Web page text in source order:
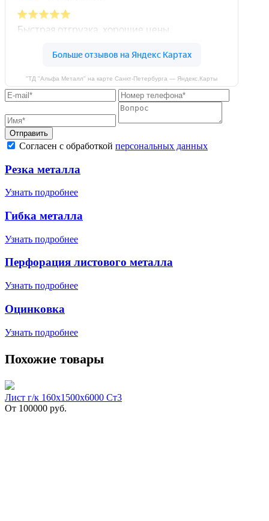
"ТД "Альфа Металл" на карте Санкт‑Петербурга — Яндекс.Карты
Отправить
Согласен с обработкой персональных данных
Резка металла
Узнать подробнее
Гибка металла
Узнать подробнее
Перфорация листового металла
Узнать подробнее
Оцинковка
Узнать подробнее
Похожие товары
Лист г/к 160х1500х6000 Ст3
От 100000 руб.